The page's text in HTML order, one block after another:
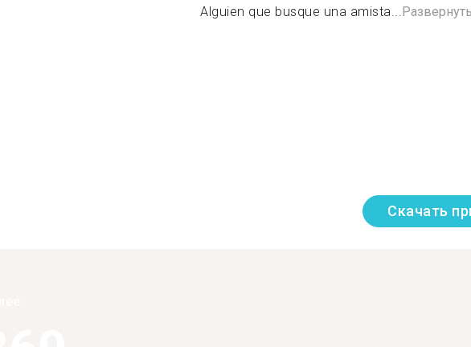
Alguien que busque una amista...Развернуть
Скачать